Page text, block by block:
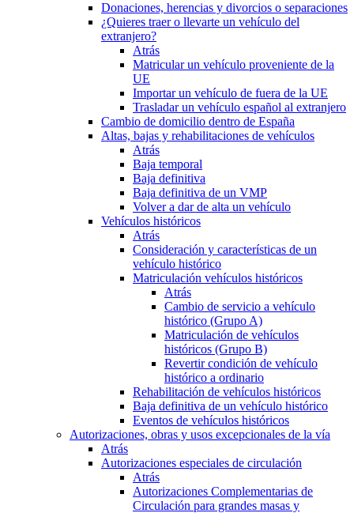
Donaciones, herencias y divorcios o separaciones
¿Quieres traer o llevarte un vehículo del
extranjero?
Atrás
Matricular un vehículo proveniente de la
UE
Importar un vehículo de fuera de la UE
Trasladar un vehículo español al extranjero
Cambio de domicilio dentro de España
Altas, bajas y rehabilitaciones de vehículos
Atrás
Baja temporal
Baja definitiva
Baja definitiva de un VMP
Volver a dar de alta un vehículo
Vehículos históricos
Atrás
Consideración y características de un
vehículo histórico
Matriculación vehículos históricos
Atrás
Cambio de servicio a vehículo
histórico (Grupo A)
Matriculación de vehículos
históricos (Grupo B)
Revertir condición de vehículo
histórico a ordinario
Rehabilitación de vehículos históricos
Baja definitiva de un vehículo histórico
Eventos de vehículos históricos
Autorizaciones, obras y usos excepcionales de la vía
Atrás
Autorizaciones especiales de circulación
Atrás
Autorizaciones Complementarias de
Circulación para grandes masas y